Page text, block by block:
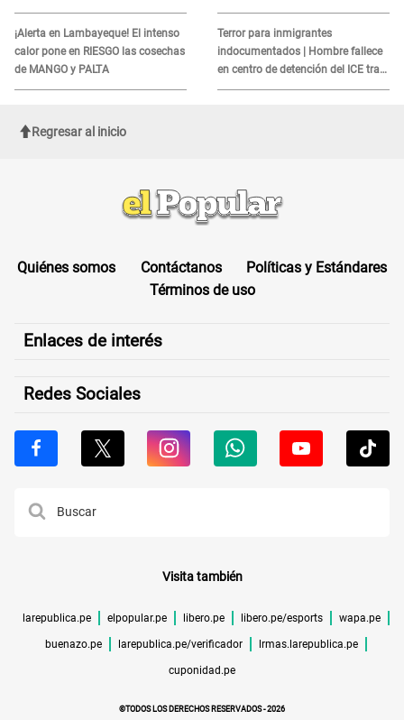
corresponde
¡Alerta en Lambayeque! El intenso
calor pone en RIESGO las cosechas
de MANGO y PALTA
MORTAL para consumidores: ¿Cuál
es?
Terror para inmigrantes
indocumentados | Hombre fallece
en centro de detención del ICE tras
sufrir una "emergencia médica"
Regresar al inicio
Quiénes somos Contáctanos
Políticas y Estándares
Términos de uso
Enlaces de interés
Redes Sociales
Visita también
larepublica.pe elpopular.pe libero.pe libero.pe/esports wapa.pe
buenazo.pe larepublica.pe/verificador lrmas.larepublica.pe
cuponidad.pe
©TODOS LOS DERECHOS RESERVADOS -2026